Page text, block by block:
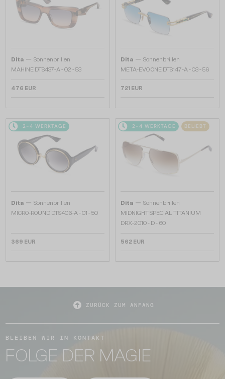
Dita — Sonnenbrillen
MAHINE DTS437-A - 02 - 53
476 EUR
Dita — Sonnenbrillen
META-EVO ONE DTS147-A - 03 - 56
721 EUR
2-4 WERKTAGE
Dita — Sonnenbrillen
MICRO-ROUND DTS406-A - 01 - 50
369 EUR
2-4 WERKTAGE BELIEBT
Dita — Sonnenbrillen
MIDNIGHT SPECIAL TITANIUM
DRX-2010 - D - 60
562 EUR
ZURÜCK ZUM ANFANG
BLEIBEN WIR IN KONTAKT
FOLGE DER MAGIE